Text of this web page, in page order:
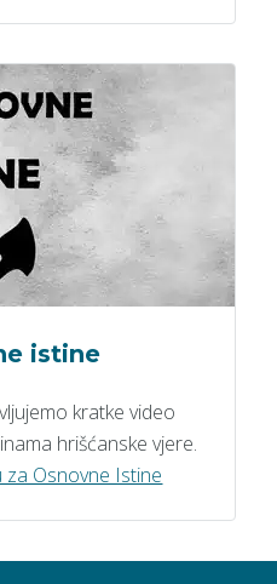
istine
kratke video
hrišćanske vjere.
za Osnovne Istine